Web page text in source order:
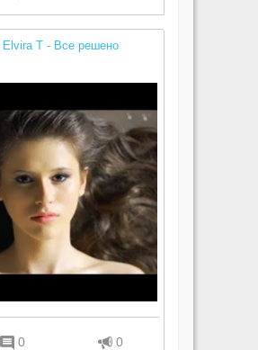
Elvira T - Все решено
0 0